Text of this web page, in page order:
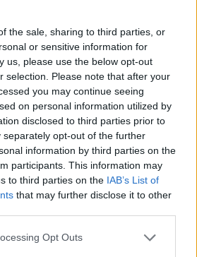
the sale, sharing to third parties, or
or sensitive information for
us, please use the below opt-out
selection. Please note that after your
you may continue seeing
on personal information utilized by
disclosed to third parties prior to
separately opt-out of the further
information by third parties on the
participants. This information may
to third parties on the IAB’s List of
that may further disclose it to other
app uses one or more Google
Opt Outs